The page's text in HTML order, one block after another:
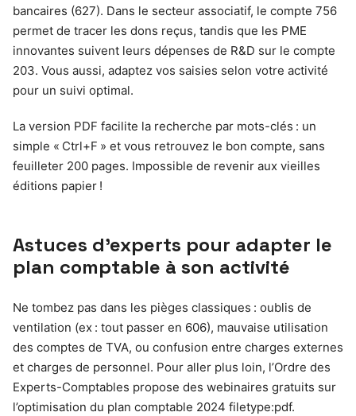
bancaires (627). Dans le secteur associatif, le compte 756
permet de tracer les dons reçus, tandis que les PME
innovantes suivent leurs dépenses de R&D sur le compte
203. Vous aussi, adaptez vos saisies selon votre activité
pour un suivi optimal.
La version PDF facilite la recherche par mots-clés : un
simple « Ctrl+F » et vous retrouvez le bon compte, sans
feuilleter 200 pages. Impossible de revenir aux vieilles
éditions papier !
Astuces d’experts pour adapter le
plan comptable à son activité
Ne tombez pas dans les pièges classiques : oublis de
ventilation (ex : tout passer en 606), mauvaise utilisation
des comptes de TVA, ou confusion entre charges externes
et charges de personnel. Pour aller plus loin, l’Ordre des
Experts-Comptables propose des webinaires gratuits sur
l’optimisation du plan comptable 2024 filetype:pdf.